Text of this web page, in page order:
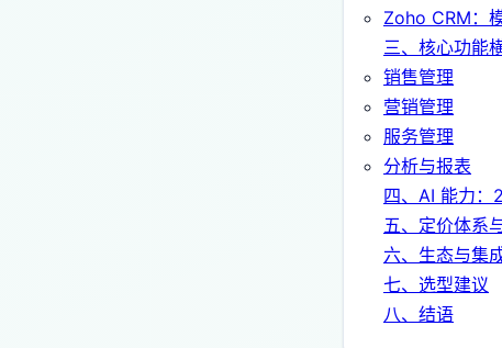
Zoho CRM：
三、核心功能
销售管理
营销管理
服务管理
分析与报表
四、AI 能力
五、定价体系
六、生态与集
七、选型建议
八、结语